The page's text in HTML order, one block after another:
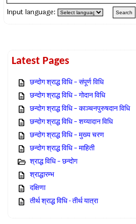
Input language:
Latest Pages
छन्दोग श्राद्ध विधि – संपूर्ण विधि
छन्दोग श्राद्ध विधि – गोदान विधि
छन्दोग श्राद्ध विधि – काञ्चनपुरुषदान विधि
छन्दोग श्राद्ध विधि – शय्यादान विधि
छन्दोग श्राद्ध विधि – मुख्य चरण
छन्दोग श्राद्ध विधि – माहिती
श्राद्ध विधि – छन्दोग
श्राद्धारम्भ
दक्षिणा
तीर्थ श्राद्ध विधि - तीर्थ यात्रा